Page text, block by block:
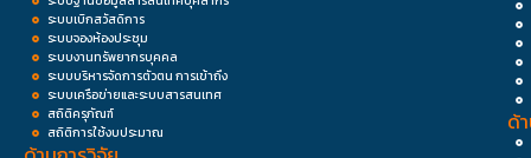
ระบบเบิกสวัสดิการ
ระบบจองห้องประชุม
ระบบงานทรัพยากรบุคคล
ระบบบริหารจัดการตัวตน การเข้าถึง
ระบบเครือข่ายและระบบสารสนเทศ
สถิติครุภัณฑ์
สถิติการใช้งบประมาณ
ด้